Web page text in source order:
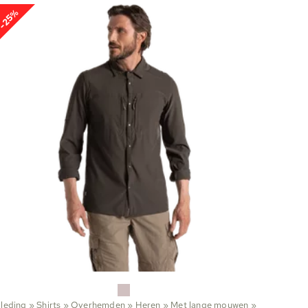
-25%
Kleding ‪»Shirts ‪»Overhemden ‪» Heren ‪» Met lange mouwen ‪»